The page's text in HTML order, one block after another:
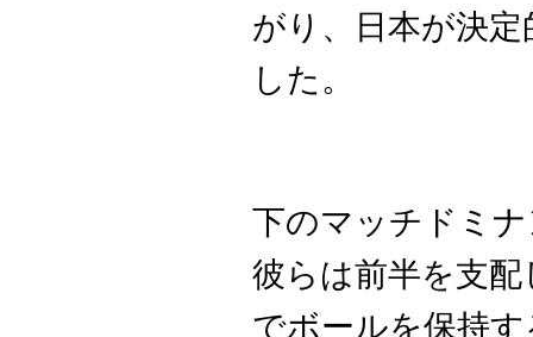
がり、日本が決
した。
下のマッチドミ
彼らは前半を支
でボールを保持